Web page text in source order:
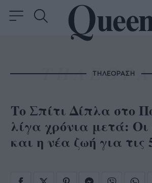
ΤΗΛΕΟΡΑΣΗ
Το Σπίτι Δίπλα στο
λίγα χρόνια μετά:
και η νέα ζωή για τις